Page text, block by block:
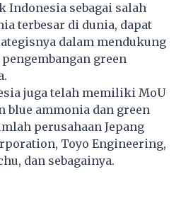
Indonesia sebagai salah
terbesar di dunia, dapat
dalam mendukung
green
juga telah memiliki MoU
blue ammonia dan green
perusahaan Jepang
Toyo Engineering,
dan sebagainya.